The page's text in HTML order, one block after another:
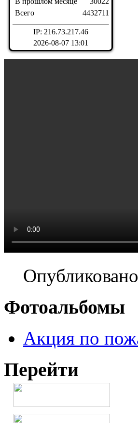
Всего
4432711
IP: 216.73.217.46
2026-08-07 13:01
Фотоальбомы
Акция по
Перейти